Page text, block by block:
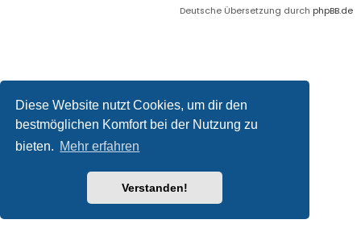
Diese Website nutzt Cookies, um dir den
bestmöglichen Komfort bei der Nutzung zu
bieten. Mehr erfahren
Verstanden!
Deutsche Übersetzung durch phpBB.de